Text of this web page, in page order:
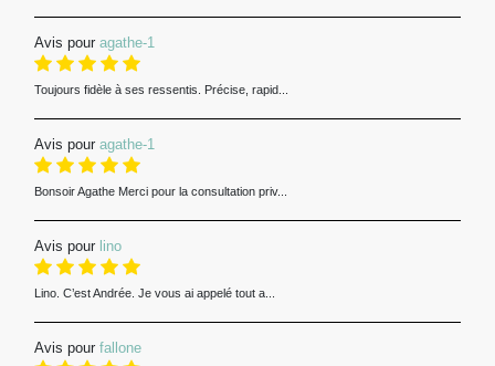
Avis pour agathe-1
Toujours fidèle à ses ressentis. Précise, rapid...
Avis pour agathe-1
Bonsoir Agathe Merci pour la consultation priv...
Avis pour lino
Lino. C’est Andrée. Je vous ai appelé tout a...
Avis pour fallone